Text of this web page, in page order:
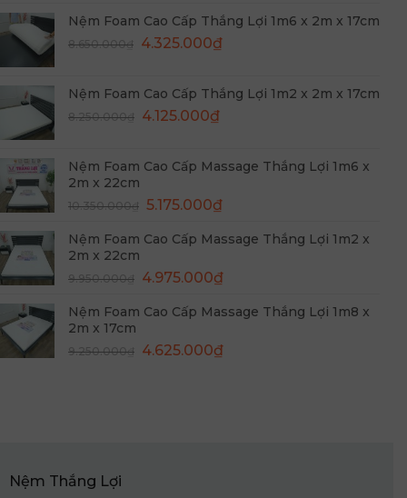
9.550.000₫.là:
4.775.000₫.
Nệm Foam Cao Cấp Thắng Lợi 1m6 x 2m x 17cm
8.650.000₫ Giá
8.650.000₫.
4.325.000₫Giá
là:
Nệm Foam Cao Cấp Thắng Lợi 1m2 x 2m x 17cm
8.250.000₫ Giá
8.250.000₫.
4.125.000₫Giá
là:
Nệm Foam Cao Cấp Massage Thắng Lợi 1m6 x
2m x 22cm
10.350.000₫ Giá
là:
5.175.000₫Giá
tại
5.175.000₫.
Nệm Foam Cao Cấp Massage Thắng Lợi 1m2 x
2m x 22cm
9.950.000₫ Giá
là:
4.975.000₫Giá
tại
4.975.000₫.
Nệm Foam Cao Cấp Massage Thắng Lợi 1m8 x
2m x 17cm
9.250.000₫ Giá
4.625.000₫Giá
Nệm Thắng Lợi